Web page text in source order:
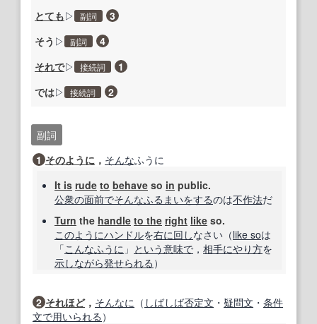
とても▷ 副詞
3
そう ▷ 副詞
4
それで▷ 接続詞
1
では▷ 接続詞 2
副詞
1 そのように ， そんなふうに
It is rude to behave so in public.
公衆の面前でそんなふるまいをするのは不作法だ
Turn the handle to the right like so.
このようにハンドルを右に回しなさい（like soは
「こんなふうに 」 という意味で ， 相手にやり方を
示しながら発せられる ）
2 それほど， そんなに （ しばしば否定文 ・ 疑問文 ・ 条件
文で用いられる ）